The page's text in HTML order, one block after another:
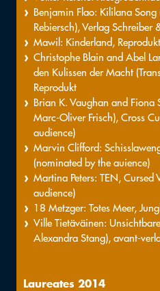
Benjamin Flao: Kililana Song
Rebiersch), Verlag Schreiber
Mawil: Kinderland, Reprodukt
Christophe Blain and Abel
den Kulissen der Macht
Reprodukt
Brian K. Vaughan and Fiona
Marc-Oliver Frisch), Cross
audience)
Marvin Clifford:
(nominated by the auience)
Martina Peters: TEN, Cursed
audience)
18 Metzger: Totes Meer,
Ville Tietäväinen:
Alexandra Stang), avant-
Laureates 2014